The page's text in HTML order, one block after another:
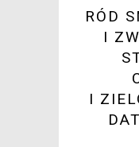
RÓD
I
I